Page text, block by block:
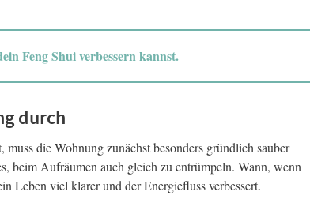
Feng Shui verbessern kannst.
durch
die Wohnung zunächst besonders gründlich sauber
beim Aufräumen auch gleich zu entrümpeln. Wann, wenn
Leben viel klarer und der Energiefluss verbessert.